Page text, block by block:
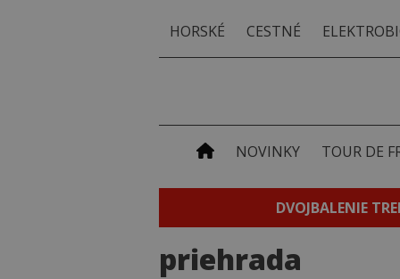
HORSKÉ CESTNÉ
NOVINKY TOUR DE
DVOJBALENIE
priehrada